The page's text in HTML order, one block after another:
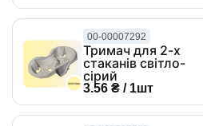
00-00007292
Тримач для 2-х
стаканів світло-
сірий
3.56 ₴ / 1шт